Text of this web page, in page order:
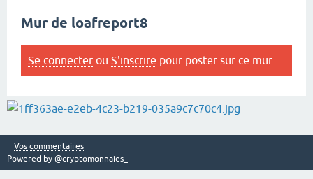
Mur de loafreport8
Se connecter ou S'inscrire pour poster sur ce mur.
Vos commentaires
Powered by @cryptomonnaies_